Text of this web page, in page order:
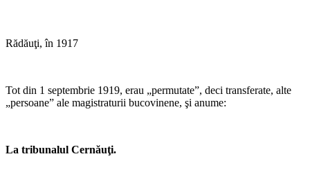
Rădăuţi, în 1917
Tot din 1 septembrie 1919, erau „permutate”, deci transferate, alte
„persoane” ale magistraturii bucovinene, şi anume:
La tribunalul Cernăuţi.